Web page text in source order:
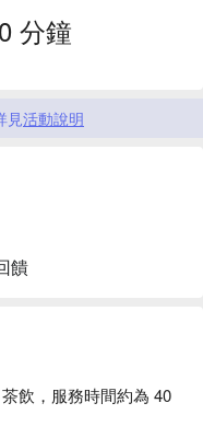
分鐘
見活動說明
饋
飲，服務時間約為 40